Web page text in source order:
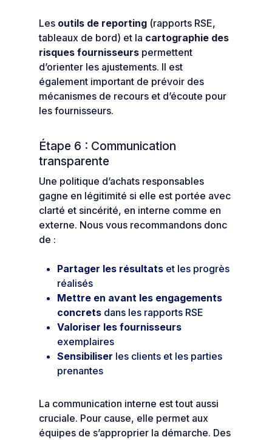
Les outils de reporting (rapports RSE,
tableaux de bord) et la cartographie des
risques fournisseurs permettent
d’orienter les ajustements. Il est
également important de prévoir des
mécanismes de recours et d’écoute pour
les fournisseurs.
Étape 6 : Communication
transparente
Une politique d’achats responsables
gagne en légitimité si elle est portée avec
clarté et sincérité, en interne comme en
externe. Nous vous recommandons donc
de :
Partager les résultats et les progrès
réalisés
Mettre en avant les engagements
concrets dans les rapports RSE
Valoriser les fournisseurs
exemplaires
Sensibiliser les clients et les parties
prenantes
La communication interne est tout aussi
cruciale. Pour cause, elle permet aux
équipes de s’approprier la démarche. Des